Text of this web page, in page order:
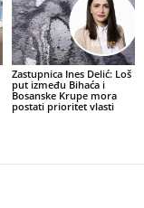
Zastupnica Ines Delić: Loš
put između Bihaća i
Bosanske Krupe mora
postati prioritet vlasti